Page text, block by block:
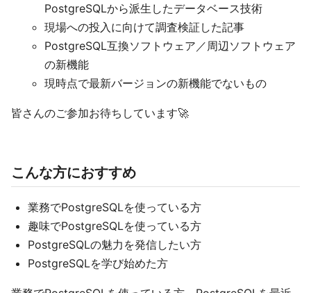
PostgreSQLから派生したデータベース技術
現場への投入に向けて調査検証した記事
PostgreSQL互換ソフトウェア／周辺ソフトウェア
の新機能
現時点で最新バージョンの新機能でないもの
皆さんのご参加お待ちしています🚀
こんな方におすすめ
業務でPostgreSQLを使っている方
趣味でPostgreSQLを使っている方
PostgreSQLの魅力を発信したい方
PostgreSQLを学び始めた方